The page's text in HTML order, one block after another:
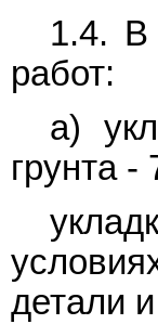
1.4. В
работ:
а)
грунта -
детали